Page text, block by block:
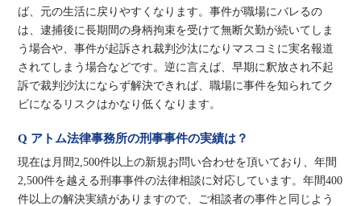
ば、元の生活に戻りやすくなります。事件が職場にバレるの
は、逮捕後に長期間の身柄拘束を受けて無断欠勤が続いてしま
う場合や、事件が起訴され裁判沙汰になりマスコミに実名報道
されてしまう場合などです。逆に言えば、早期に釈放され不起
訴で裁判沙汰にならず解決できれば、職場に事件を知られてク
ビになるリスクはかなり低くなります。
Q アトム法律事務所の刑事事件の実績は？
現在は月間2,500件以上の新規お問い合わせを頂いており、年間
2,500件を越える刑事事件の法律相談に対応しています。年間400
件以上の解決実績がありますので、ご相談者の事件と同じよう